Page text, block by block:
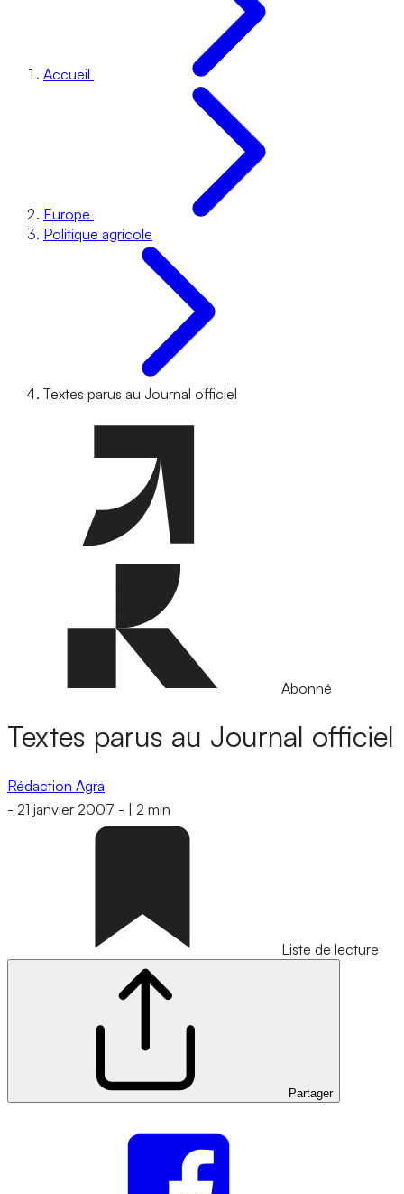
Accueil
Europe
Politique agricole
Textes parus au Journal officiel
Abonné
Textes parus au Journal officiel
Rédaction Agra
- 21 janvier 2007 - 2 min
Liste de lecture
Partager